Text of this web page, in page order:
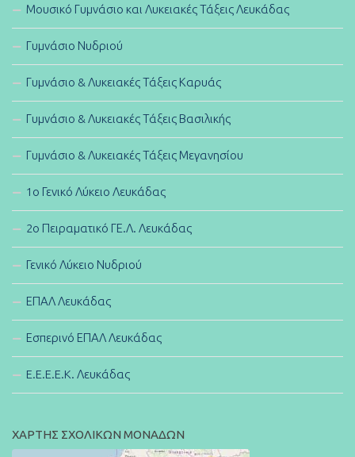
Μουσικό Γυμνάσιο και Λυκειακές Τάξεις Λευκάδας
Γυμνάσιο Νυδριού
Γυμνάσιο & Λυκειακές Τάξεις Καρυάς
Γυμνάσιο & Λυκειακές Τάξεις Βασιλικής
Γυμνάσιο & Λυκειακές Τάξεις Μεγανησίου
1ο Γενικό Λύκειο Λευκάδας
2ο Πειραματικό ΓΕ.Λ. Λευκάδας
Γενικό Λύκειο Νυδριού
ΕΠΑΛ Λευκάδας
Εσπερινό ΕΠΑΛ Λευκάδας
E.E.E.E.K. Λευκάδας
ΧΑΡΤΗΣ ΣΧΟΛΙΚΩΝ ΜΟΝΑΔΩΝ